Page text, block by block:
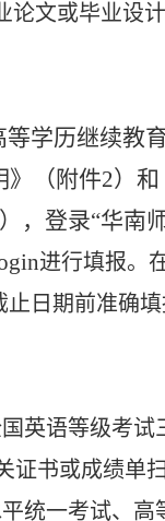
论文或毕业设
学历继续教
（附件2）
，登录“华南
进行填报。
日期前准确填
英语等级考
书或成绩单扫
统一考试、